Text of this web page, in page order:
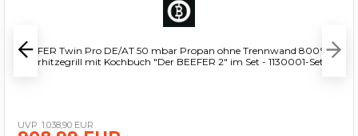
BEEFER Twin Pro DE/AT 50 mbar Propan ohne Trennwand 800°C
Oberhitzegrill mit Kochbuch "Der BEEFER 2" im Set - 1130001-Set2
1.038,90 EUR